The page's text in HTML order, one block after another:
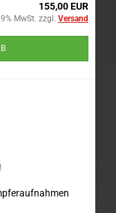
155,00 EUR
MwSt. zzgl. Versand